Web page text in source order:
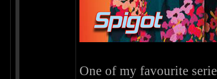
One of my favourite